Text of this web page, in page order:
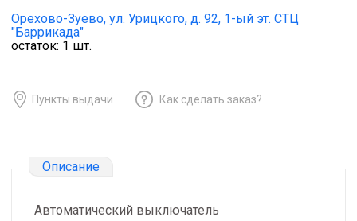
Орехово-Зуево, ул. Урицкого, д. 92, 1-ый эт. СТЦ
"Баррикада"
остаток: 1 шт.
Пункты выдачи Как сделать заказ?
Описание
Автоматический выключатель